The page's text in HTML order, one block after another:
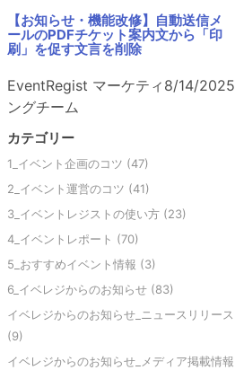
【お知らせ・機能改修】自動送信メ
ールのPDFチケット案内文から「印
刷」を促す文言を削除
EventRegist マーケティ
ングチーム
8/14/2025
カテゴリー
1_イベント企画のコツ (47)
2_イベント運営のコツ (41)
3_イベントレジストの使い方 (23)
4_イベントレポート (70)
5_おすすめイベント情報 (3)
6_イベレジからのお知らせ (83)
イベレジからのお知らせ_ニュースリリース
(9)
イベレジからのお知らせ_メディア掲載情報